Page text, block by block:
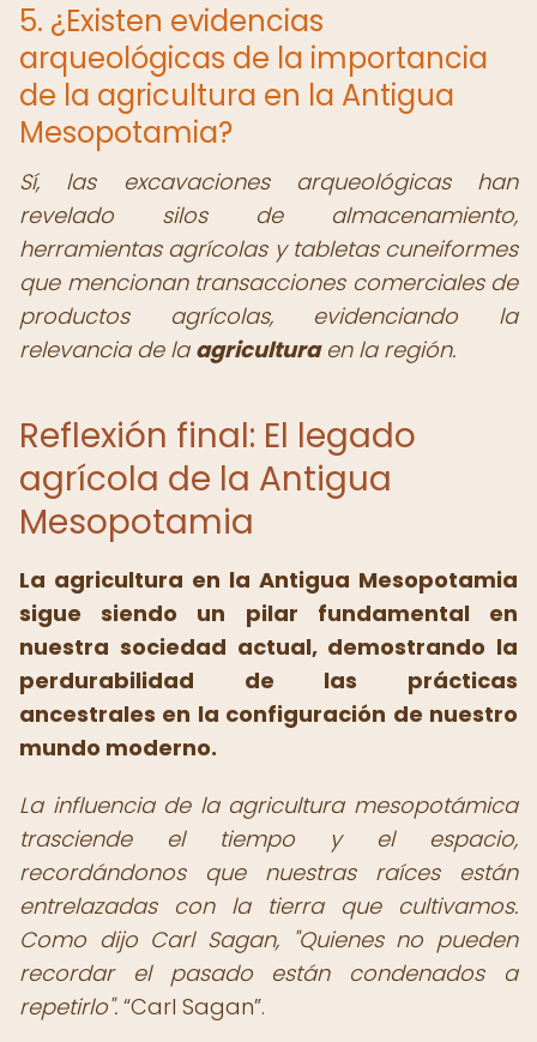
5. ¿Existen evidencias
arqueológicas de la importancia
de la agricultura en la Antigua
Mesopotamia?
Sí, las excavaciones arqueológicas han
revelado silos de almacenamiento,
herramientas agrícolas y tabletas cuneiformes
que mencionan transacciones comerciales de
productos agrícolas, evidenciando la
relevancia de la agriculturaen la región.
Reflexión final: El legado
agrícola de la Antigua
Mesopotamia
La agricultura en la Antigua Mesopotamia
sigue siendo un pilar fundamental en
nuestra sociedad actual, demostrando la
perdurabilidad de las prácticas
ancestrales en la configuración de nuestro
mundo moderno.
La influencia de la agricultura mesopotámica
trasciende el tiempo y el espacio,
recordándonos que nuestras raíces están
entrelazadas con la tierra que cultivamos.
Como dijo Carl Sagan, "Quienes no pueden
recordar el pasado están condenados a
repetirlo". Carl Sagan .